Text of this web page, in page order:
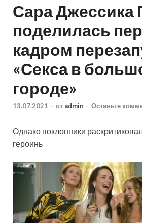
Сара Джессика
поделилась
кадром
«Секса в
городе»
13.07.2021 - от admin - Оставьте
Однако поклонники
героинь